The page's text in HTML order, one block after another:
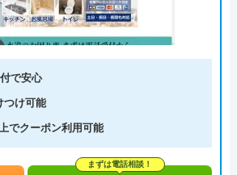
で安心
つけ可能
でクーポン利用可能
まずは電話相談！